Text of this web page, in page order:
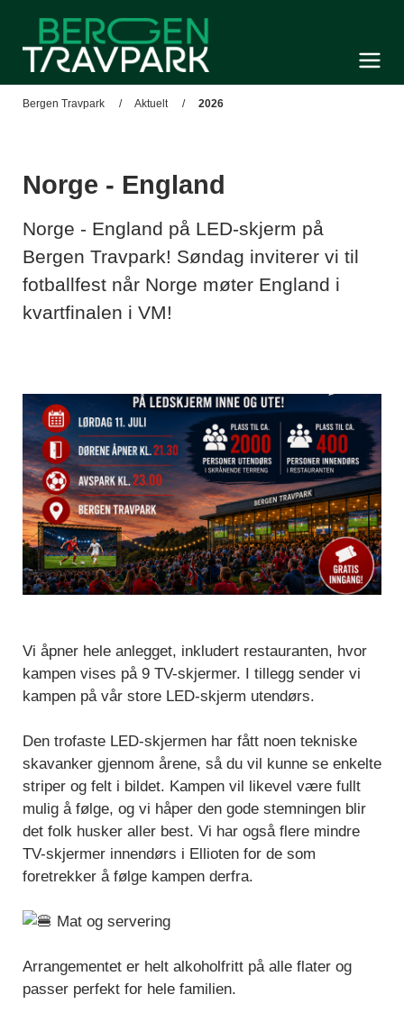
Bergen Travpark Aktuelt 2026
Norge - England
Norge - England på LED-skjerm på
Bergen Travpark! Søndag inviterer vi til
fotballfest når Norge møter England i
kvartfinalen i VM!
Vi åpner hele anlegget, inkludert restauranten, hvor
kampen vises på 9 TV-skjermer. I tillegg sender vi
kampen på vår store LED-skjerm utendørs.
Den trofaste LED-skjermen har fått noen tekniske
skavanker gjennom årene, så du vil kunne se enkelte
striper og felt i bildet. Kampen vil likevel være fullt
mulig å følge, og vi håper den gode stemningen blir
det folk husker aller best. Vi har også flere mindre
TV-skjermer innendørs i Ellioten for de som
foretrekker å følge kampen derfra.
Mat og servering
Arrangementet er helt alkoholfritt på alle flater og
passer perfekt for hele familien.